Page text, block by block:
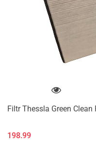
Filtr Thessla Green
198.99